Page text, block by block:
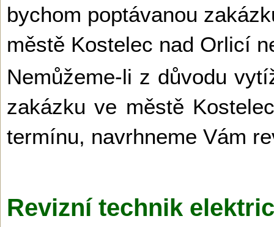
bychom poptávanou
městě Kostelec nad Orlicí
Nemůžeme-li z důvodu
zakázku ve městě
termínu, navrhneme Vám
Revizní technik